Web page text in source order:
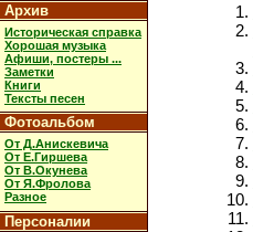
Архив
Историческая справка
Хорошая музыка
Афиши, постеры ...
Заметки
Книги
Тексты песен
Фотоальбом
От Д.Анискевича
От Е.Гиршева
От В.Окунева
От Я.Фролова
Разное
Персоналии